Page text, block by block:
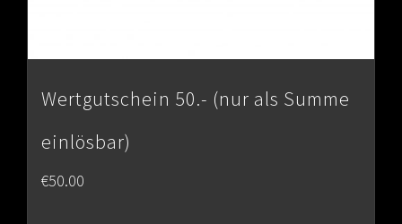
Wertgutschein 50.- (nur als Summe
einlösbar)
€50.00